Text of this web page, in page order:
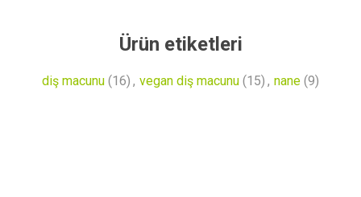
Ürün etiketleri
diş macunu (16) , vegan diş macunu (15) , nane (9)